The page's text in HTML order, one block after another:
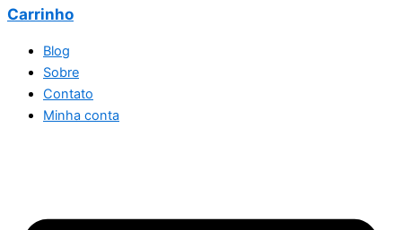
Carrinho
Blog
Sobre
Contato
Minha conta